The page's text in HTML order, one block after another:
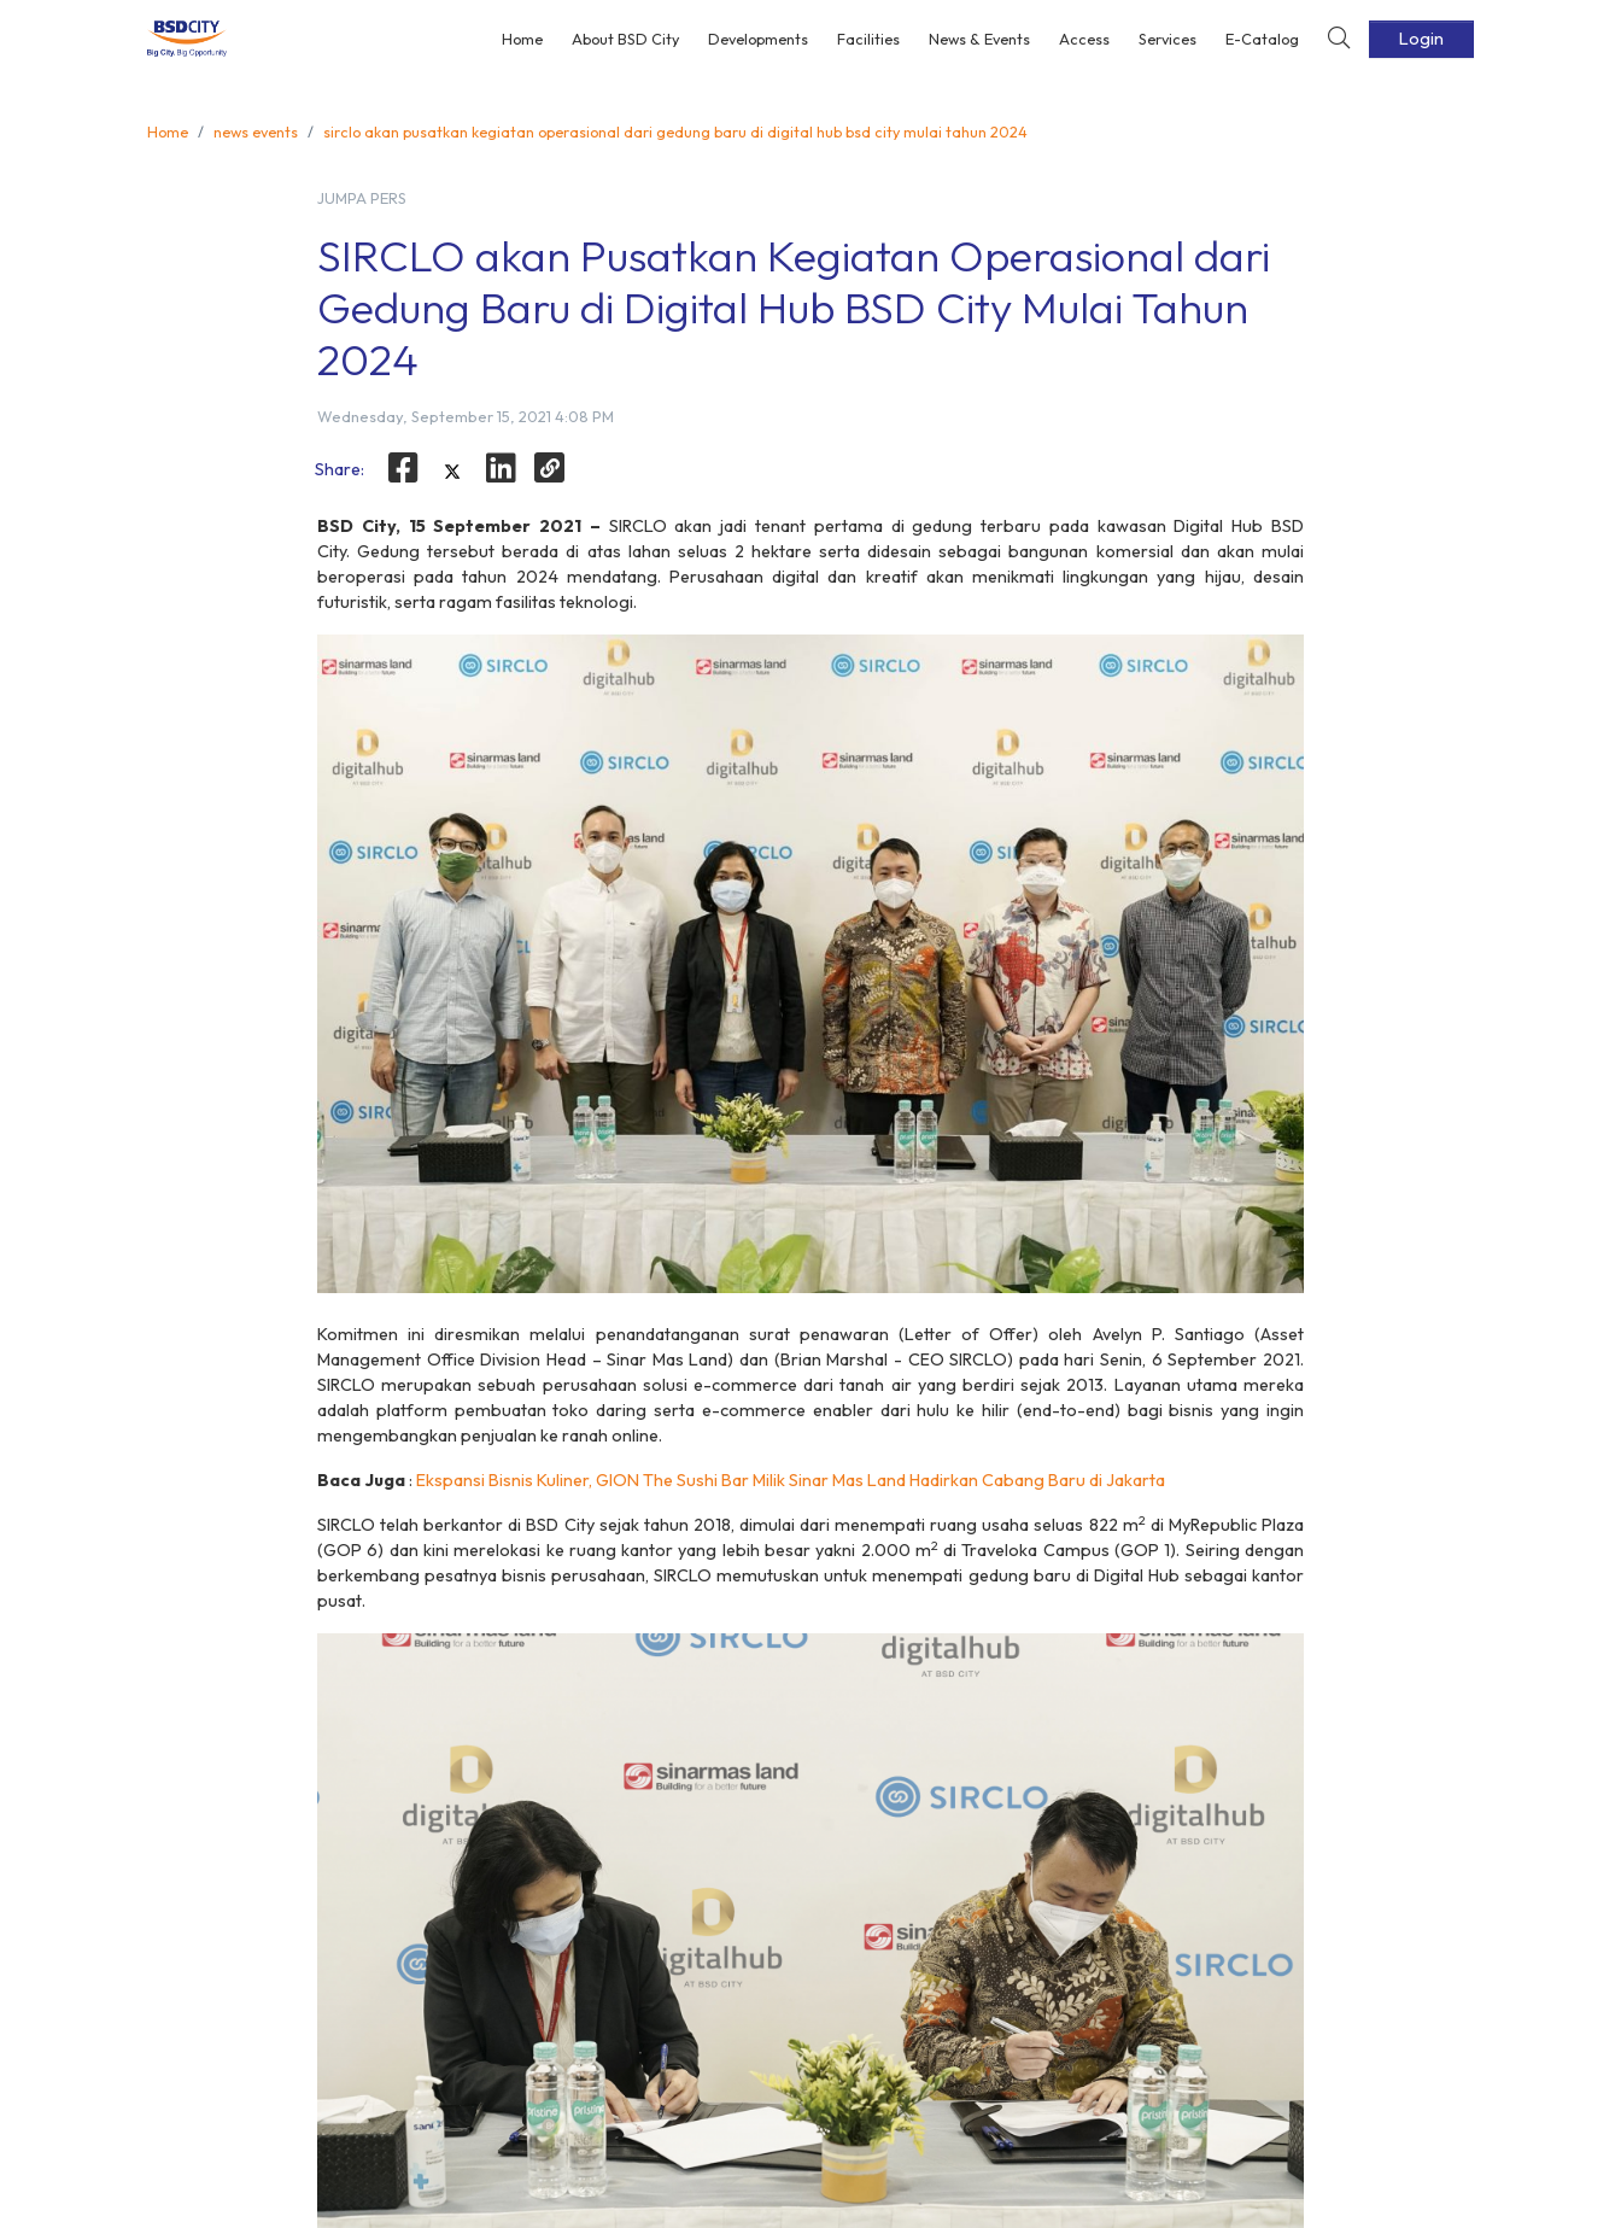
Home About BSD City Developments Facilities News & Events Access Services E-Catalog Login
Home news events sirclo akan pusatkan kegiatan operasional dari gedung baru di digital hub bsd city mulai tahun 2024
JUMPA PERS
SIRCLO akan Pusatkan Kegiatan Operasional dari
Gedung Baru di Digital Hub BSD City Mulai Tahun
2024
Wednesday, September 15, 2021 4:08 PM
Share:
BSD City, 15 September 2021 – SIRCLO akan jadi tenant pertama di gedung terbaru pada kawasan Digital Hub BSD
City. Gedung tersebut berada di atas lahan seluas 2 hektare serta didesain sebagai bangunan komersial dan akan mulai
beroperasi pada tahun 2024 mendatang. Perusahaan digital dan kreatif akan menikmati lingkungan yang hijau, desain
futuristik, serta ragam fasilitas teknologi.
Komitmen ini diresmikan melalui penandatanganan surat penawaran (Letter of Offer) oleh Avelyn P. Santiago (Asset
Management Office Division Head – Sinar Mas Land) dan (Brian Marshal - CEO SIRCLO) pada hari Senin, 6 September 2021.
SIRCLO merupakan sebuah perusahaan solusi e-commerce dari tanah air yang berdiri sejak 2013. Layanan utama mereka
adalah platform pembuatan toko daring serta e-commerce enabler dari hulu ke hilir (end-to-end) bagi bisnis yang ingin
mengembangkan penjualan ke ranahonline.
Baca Juga:Ekspansi Bisnis Kuliner, GION The Sushi Bar Milik Sinar Mas Land Hadirkan Cabang Baru di Jakarta
SIRCLO telah berkantor di BSD City sejak tahun 2018, dimulai dari menempati ruang usaha seluas 822 m2di MyRepublic Plaza
(GOP 6) dan kini merelokasi ke ruang kantor yang lebih besar yakni 2.000 m2di Traveloka Campus (GOP 1). Seiring dengan
berkembang pesatnya bisnis perusahaan, SIRCLO memutuskan untuk menempati gedung baru di Digital Hub sebagai kantor
pusat.